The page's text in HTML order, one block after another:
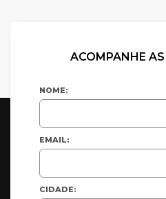
ACOMPANHE
NOME:
EMAIL:
CIDADE: